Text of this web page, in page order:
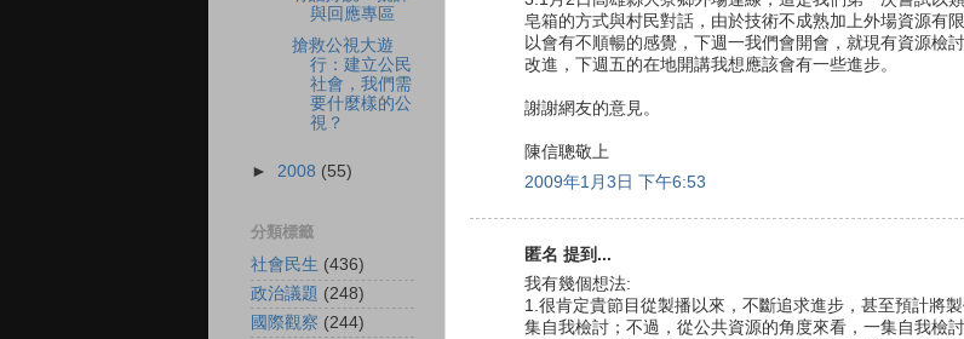
皂箱的方式與村民對話，由於技術不成熟加上外場資源有
以會有不順暢的感覺，下週一我們會開會，就現有資源檢
改進，下週五的在地開講我想應該會有一些進步。
謝謝網友的意見。
陳信聰敬上
2009年1月3日 下午6:53
匿名 提到...
我有幾個想法:
1.很肯定貴節目從製播以來，不斷追求進步，甚至預計將
集自我檢討；不過，從公共資源的角度來看，一集自我檢
與回應專區
搶救公視大遊
行：建立公民
社會，我們需
要什麼樣的公
視？
► 2008 (55)
分類標籤
社會民生 (436)
政治議題 (248)
國際觀察 (244)